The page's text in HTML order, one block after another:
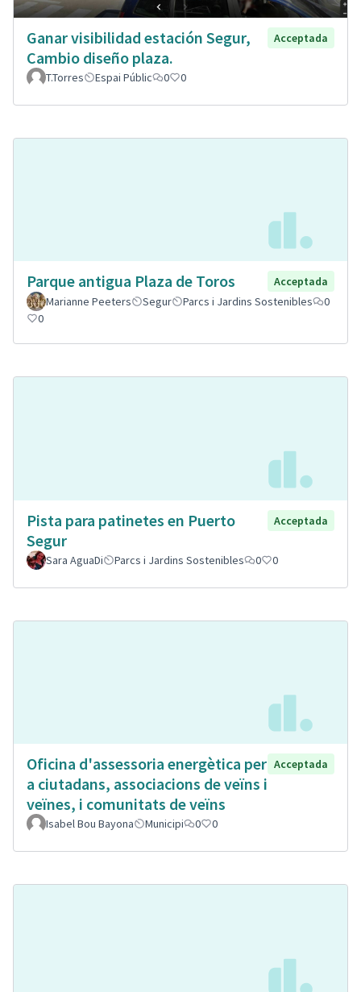
Ganar visibilidad estación Segur,
Cambio diseño plaza.
Acceptada
T.Torres Espai Públic 0 0
Parque antigua Plaza de Toros
Acceptada
Marianne Peeters
Segur Parcs i Jardins Sostenibles
0
0
Pista para patinetes en Puerto
Segur
Acceptada
Sara AguaDi Parcs i Jardins Sostenibles 0 0
Oficina d'assessoria energètica per
a ciutadans, associacions de veïns i
veïnes, i comunitats de veïns
Acceptada
Isabel Bou Bayona Municipi 0 0